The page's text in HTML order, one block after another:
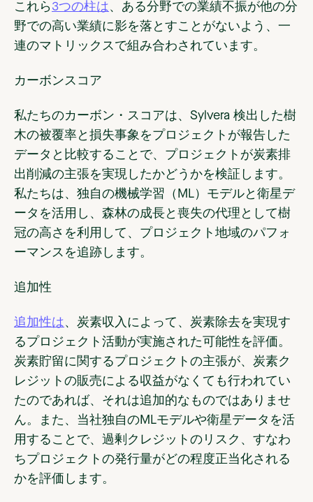
これら3つの柱は、ある分野での業績不振が他の分
野での高い業績に影を落とすことがないよう、一
連のマトリックスで組み合わされています。
カーボンスコア
私たちのカーボン・スコアは、Sylvera 検出した樹
木の被覆率と損失事象をプロジェクトが報告した
データと比較することで、プロジェクトが炭素排
出削減の主張を実現したかどうかを検証します。
私たちは、独自の機械学習（ML）モデルと衛星デ
ータを活用し、森林の成長と喪失の代理として樹
冠の高さを利用して、プロジェクト地域のパフォ
ーマンスを追跡します。
追加性
追加性は、炭素収入によって、炭素除去を実現す
るプロジェクト活動が実施された可能性を評価。
炭素貯留に関するプロジェクトの主張が、炭素ク
レジットの販売による収益がなくても行われてい
たのであれば、それは追加的なものではありませ
ん。また、当社独自のMLモデルや衛星データを活
用することで、過剰クレジットのリスク、すなわ
ちプロジェクトの発行量がどの程度正当化される
かを評価します。